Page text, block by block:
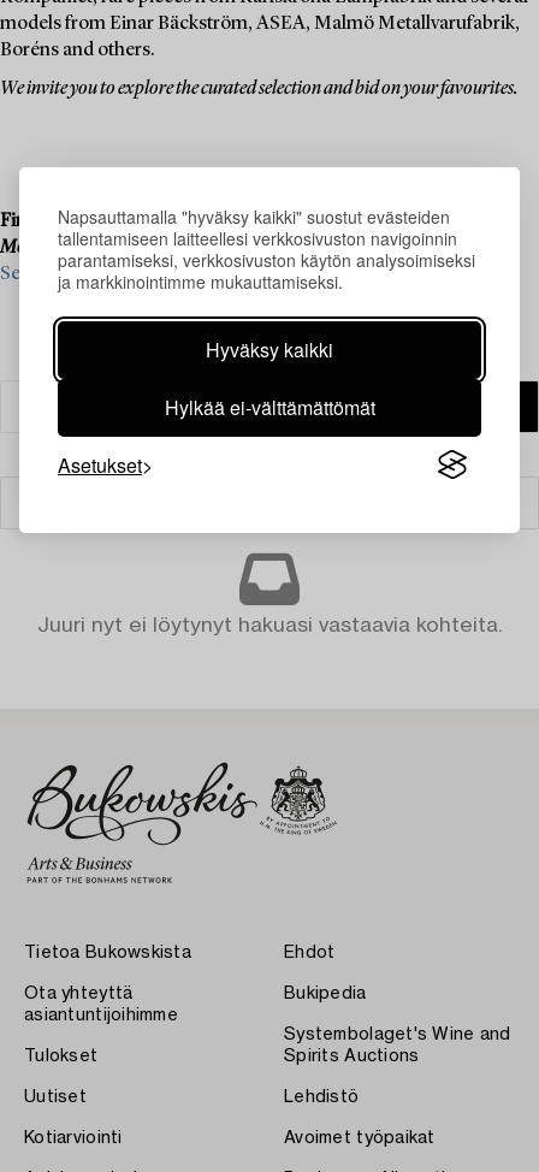
Napsauttamalla "hyväksy kaikki" suostut evästeiden
tallentamiseen laitteellesi verkkosivuston navigoinnin
parantamiseksi, verkkosivuston käytön analysoimiseksi
ja markkinointimme mukauttamiseksi.
Hyväksy kaikki
Hylkää ei-välttämättömät
Asetukset
models from Einar Bäckström, ASEA, Malmö Metallvarufabrik,
Boréns and others.
We invite you to explore the curated selection and bid on your favourites.
Final consignments are ongoing for our upcoming live auction
Modern Art & Design, 20–21 May.
See what we are looking for and contact us for a valuation ›
Juuri nyt ei löytynyt hakuasi vastaavia kohteita.
Tietoa Bukowskista
Ota yhteyttä
asiantuntijoihimme
Tulokset
Uutiset
Kotiarviointi
Ehdot
Bukipedia
Systembolaget's Wine and
Spirits Auctions
Lehdistö
Avoimet työpaikat